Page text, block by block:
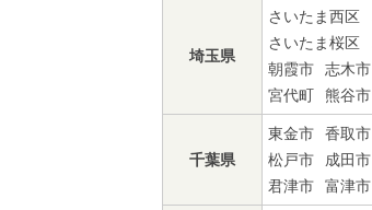
埼玉県
さいたま西区
さいたま桜区
朝霞市
志木市
宮代町
熊谷市
千葉県
東金市 香取市
松戸市
成田市
君津市
富津市